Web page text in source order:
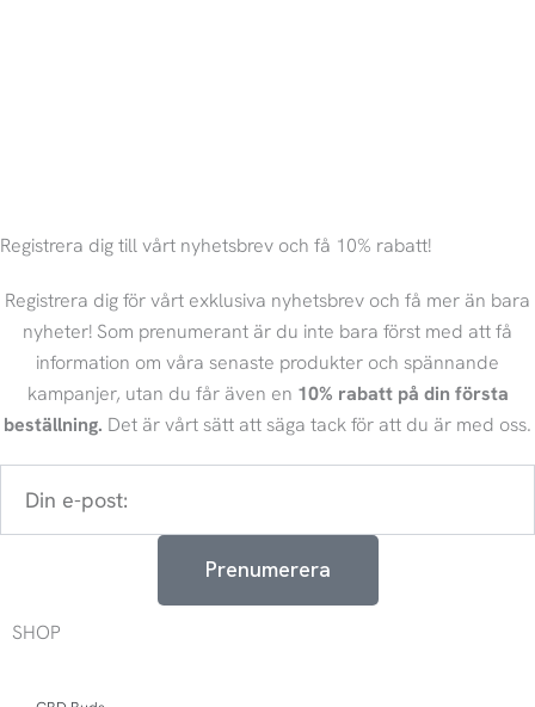
Registrera dig till vårt nyhetsbrev och få 10% rabatt!
Registrera dig för vårt exklusiva nyhetsbrev och få mer än bara
nyheter! Som prenumerant är du inte bara först med att få
information om våra senaste produkter och spännande
kampanjer, utan du får även en 10% rabatt på din första
beställning. Det är vårt sätt att säga tack för att du är med oss.
Prenumerera
SHOP